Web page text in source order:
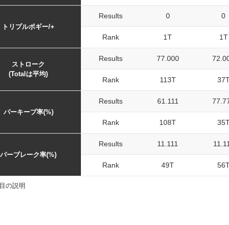
トリプルボギー/+
Results 0 0
Rank 1T 1T
ストローク
(Totalは平均)
Results 77.000
Rank 113T
パーキープ率(%)
Results 61.111
Rank 108T
パーブレーク率(%)
Results 11.111
Rank 49T
の説明